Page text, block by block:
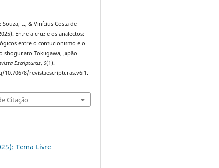
Souza, L., & Vinícius Costa de
Entre a cruz e os analectos:
entre o confucionismo e o
shogunato Tokugawa, Japão
Escripturas,6(1).
revistaescripturas.v6i1.
Citação
Tema Livre